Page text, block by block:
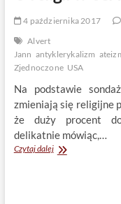
4 października 2017
Alvert
Jann antyklerykalizm
Zjednoczone USA
Na podstawie
zmieniają się religijne
że duży procent
delikatnie mówiąc,…
Czytaj dalejO